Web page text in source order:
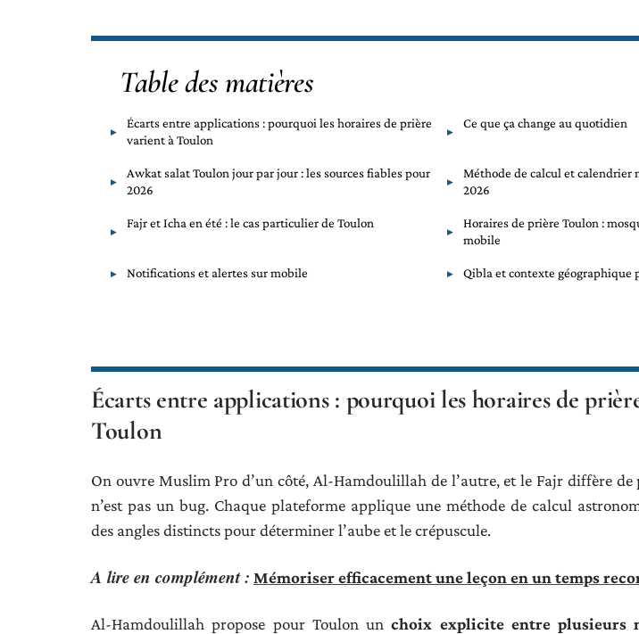
Table des matières
Écarts entre applications : pourquoi les horaires de prière
varient à Toulon
Ce que ça change au quotidien
Awkat salat Toulon jour par jour : les sources fiables pour
2026
Méthode de calcul et calendrier
2026
Fajr et Icha en été : le cas particulier de Toulon
Horaires de prière Toulon :
mobile
Notifications et alertes sur mobile Qibla et contexte géographique
Écarts entre applications : pourquoi les horaires de
Toulon
On ouvre Muslim Pro d’un côté, Al-Hamdoulillah de l’autre, et le Fajr diffère de
n’est pas un bug. Chaque plateforme applique une méthode de calcul
des angles distincts pour déterminer l’aube et le crépuscule.
A lire en complément : Mémoriser efficacement une leçon en un temps
Al-Hamdoulillah propose pour Toulon unchoix explicite entre plusieurs